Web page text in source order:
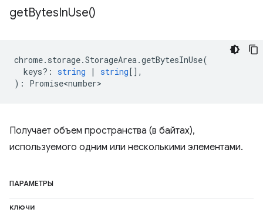
getBytesInUse()
chrome. storage.StorageArea.getBytesInUse(
keys? : string | string[],
) : Promise<number>
Получает объем пространства (в байтах),
используемого одним или несколькими элементами.
ПАРАМЕТРЫ
ключи